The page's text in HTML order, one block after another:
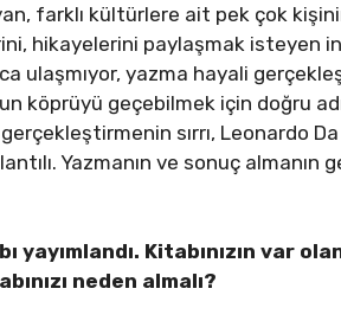
farklı kültürlere ait pek çok
hikayelerini paylaşmak isteyen
ulaşmıyor, yazma hayali
köprüyü geçebilmek için doğru
sırrı, Leonardo
Yazmanın ve sonuç almanın
Kitabınızın var
neden almalı?